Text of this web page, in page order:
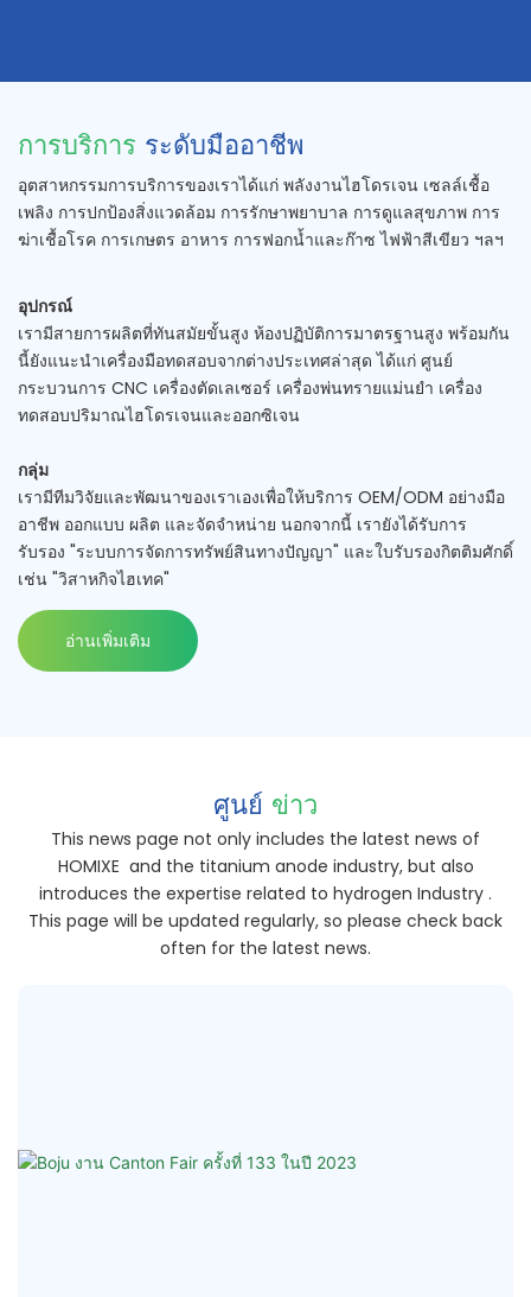
การบริการ ระดับมืออาชีพ
อุตสาหกรรมการบริการของเราได้แก่ พลังงานไฮโดรเจน เซลล์เชื้อ
เพลิง การปกป้องสิ่งแวดล้อม การรักษาพยาบาล การดูแลสุขภาพ การ
ฆ่าเชื้อโรค การเกษตร อาหาร การฟอกน้ำและก๊าซ ไฟฟ้าสีเขียว ฯลฯ
อุปกรณ์
เรามีสายการผลิตที่ทันสมัยขั้นสูง ห้องปฏิบัติการมาตรฐานสูง พร้อมกัน
นี้ยังแนะนำเครื่องมือทดสอบจากต่างประเทศล่าสุด ได้แก่ ศูนย์
กระบวนการ CNC เครื่องตัดเลเซอร์ เครื่องพ่นทรายแม่นยำ เครื่อง
ทดสอบปริมาณไฮโดรเจนและออกซิเจน
กลุ่ม
เรามีทีมวิจัยและพัฒนาของเราเองเพื่อให้บริการ OEM/ODM อย่างมือ
อาชีพ ออกแบบ ผลิต และจัดจำหน่าย นอกจากนี้ เรายังได้รับการ
รับรอง "ระบบการจัดการทรัพย์สินทางปัญญา" และใบรับรองกิตติมศักดิ์
เช่น "วิสาหกิจไฮเทค"
อ่านเพิ่มเติม
ศูนย์ ข่าว
This news page not only includes the latest news of
HOMIXE and the titanium anode industry, but also
introduces the expertise related to hydrogen Industry .
This page will be updated regularly, so please check back
often for the latest news.